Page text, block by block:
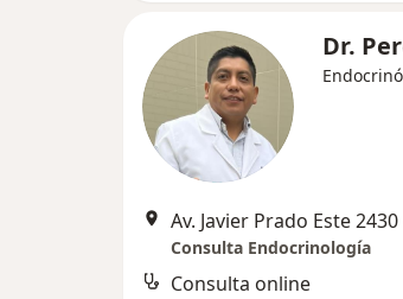
Dr.
Consulta Endocrinología
Consulta online